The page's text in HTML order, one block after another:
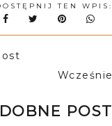
TEN WPIS: